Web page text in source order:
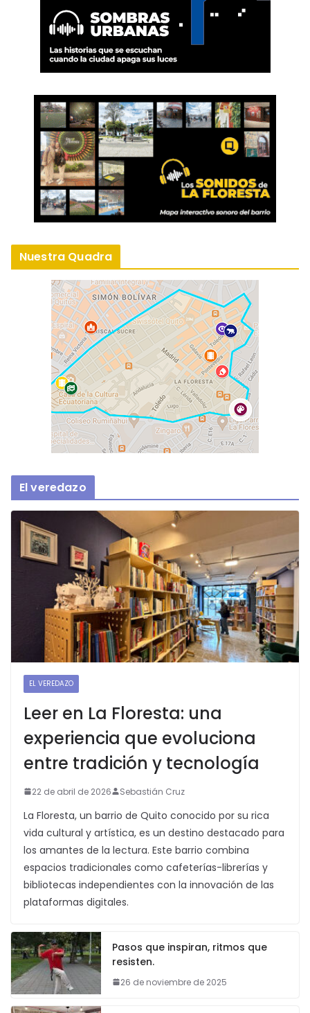
Nuestra Quadra
El veredazo
EL VEREDAZO
Leer en La Floresta: una
experiencia que evoluciona
entre tradición y tecnología
22 de abril de 2026 Sebastián Cruz
La Floresta, un barrio de Quito conocido por su rica
vida cultural y artística, es un destino destacado para
los amantes de la lectura. Este barrio combina
espacios tradicionales como cafeterías-librerías y
bibliotecas independientes con la innovación de las
plataformas digitales.
Pasos que inspiran, ritmos que
resisten.
26 de noviembre de 2025